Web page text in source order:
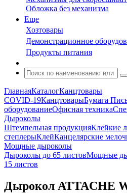
Обложка без механизма
Еще
Хозтовары
Демонстрационное
Продукты питания
ГлавнаяКаталогКанцтовары
COVID-19КанцтоварыБумага
оборудованиеОфисная техника
Дыроколы
Штемпельная продукцияКлейкие
степлерыКлейКанцелярские
Мощные дыроколы
Дыроколы до 65 листовМощные
15 листов
Дырокол ATTACHE